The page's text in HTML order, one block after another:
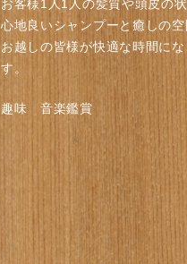
お客様1人1人の髪質や頭皮の
心地良いシャンプーと癒しの
お越しの皆様が快適な時間に
す。
趣味 音楽鑑賞